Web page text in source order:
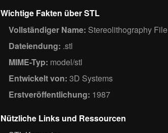
Wichtige Fakten über STL
Vollständiger Name: Stereolithography File
Dateiendung: .stl
MIME-Typ: model/stl
Entwickelt von: 3D Systems
Erstveröffentlichung: 1987
Nützliche Links und Ressourcen